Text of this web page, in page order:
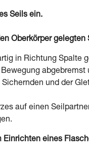
Seils ein.
Oberkörper
in Richtung Spalte
abgebremst
und der
auf einen
eines